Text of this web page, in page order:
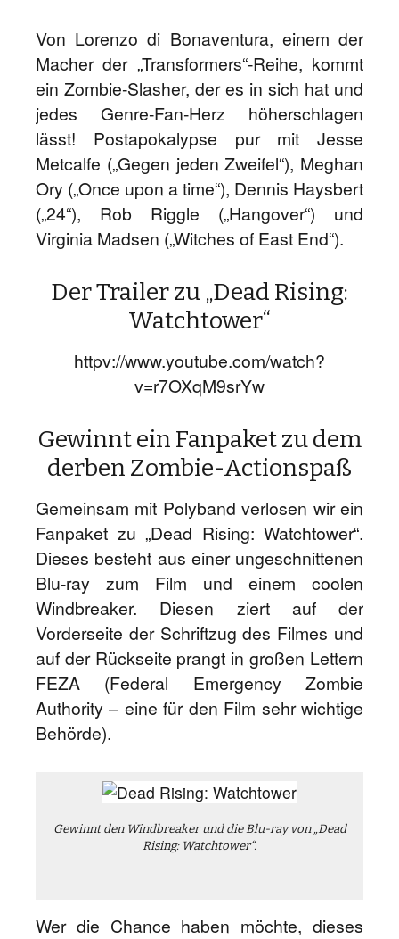
Von Lorenzo di Bonaventura, einem der
Macher der „Transformers“-Reihe, kommt
ein Zombie-Slasher, der es in sich hat und
jedes Genre-Fan-Herz höherschlagen
lässt! Postapokalypse pur mit Jesse
Metcalfe („Gegen jeden Zweifel“), Meghan
Ory („Once upon a time“), Dennis Haysbert
(„24“), Rob Riggle („Hangover“) und
Virginia Madsen („Witches of East End“).
Der Trailer zu „Dead Rising:
Watchtower“
httpv://www.youtube.com/watch?
v=r7OXqM9srYw
Gewinnt ein Fanpaket zu dem
derben Zombie-Actionspaß
Gemeinsam mit Polyband verlosen wir ein
Fanpaket zu „Dead Rising: Watchtower“.
Dieses besteht aus einer ungeschnittenen
Blu-ray zum Film und einem coolen
Windbreaker. Diesen ziert auf der
Vorderseite der Schriftzug des Filmes und
auf der Rückseite prangt in großen Lettern
FEZA (Federal Emergency Zombie
Authority – eine für den Film sehr wichtige
Behörde).
Gewinnt den Windbreaker und die Blu-ray von „Dead
Rising: Watchtower“.
Wer die Chance haben möchte, dieses